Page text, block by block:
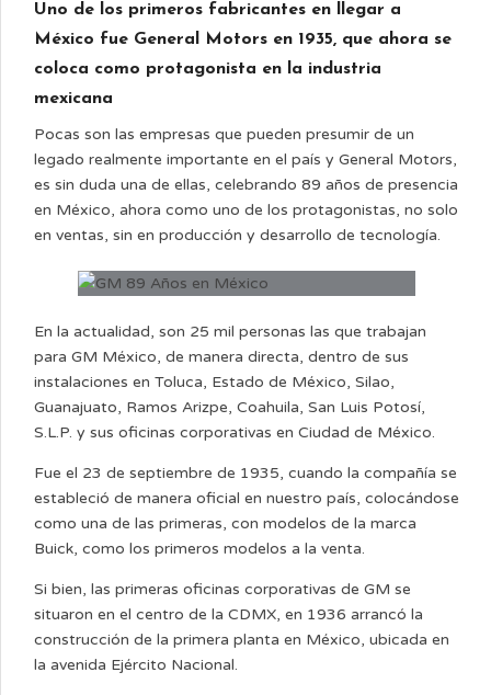
Uno de los primeros fabricantes en llegar a
México fue General Motors en 1935, que ahora se
coloca como protagonista en la industria
mexicana
Pocas son las empresas que pueden presumir de un
legado realmente importante en el país y General Motors,
es sin duda una de ellas, celebrando 89 años de presencia
en México, ahora como uno de los protagonistas, no solo
en ventas, sin en producción y desarrollo de tecnología.
En la actualidad, son 25 mil personas las que trabajan
para GM México, de manera directa, dentro de sus
instalaciones en Toluca, Estado de México, Silao,
Guanajuato, Ramos Arizpe, Coahuila, San Luis Potosí,
S.L.P. y sus oficinas corporativas en Ciudad de México.
Fue el 23 de septiembre de 1935, cuando la compañía se
estableció de manera oficial en nuestro país, colocándose
como una de las primeras, con modelos de la marca
Buick, como los primeros modelos a la venta.
Si bien, las primeras oficinas corporativas de GM se
situaron en el centro de la CDMX, en 1936 arrancó la
construcción de la primera planta en México, ubicada en
la avenida Ejército Nacional.